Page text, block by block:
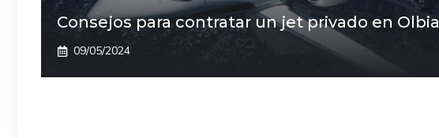
Consejos para contratar un jet privado en Olbia
09/05/2024